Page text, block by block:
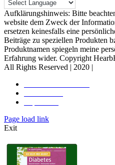
Aufklärungshinweis: Bitte
website dem Zweck der
ersetzen keinesfalls eine
Beiträge zu speziellen Produkten
Produktnamen spiegeln meine
Erfahrung wider. Copyright
All Rights Reserved | 2020 |
Toggle
Sliding
Area
Page load link
Exit